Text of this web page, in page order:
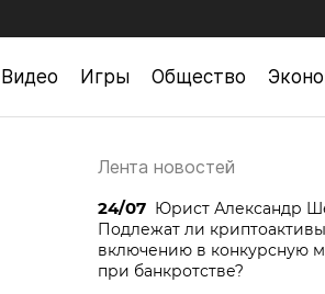
Видео Игры Общество
Лента новостей
24/07 Юрист Александр
Подлежат ли криптоактивы
включению в конкурсную
при банкротстве?